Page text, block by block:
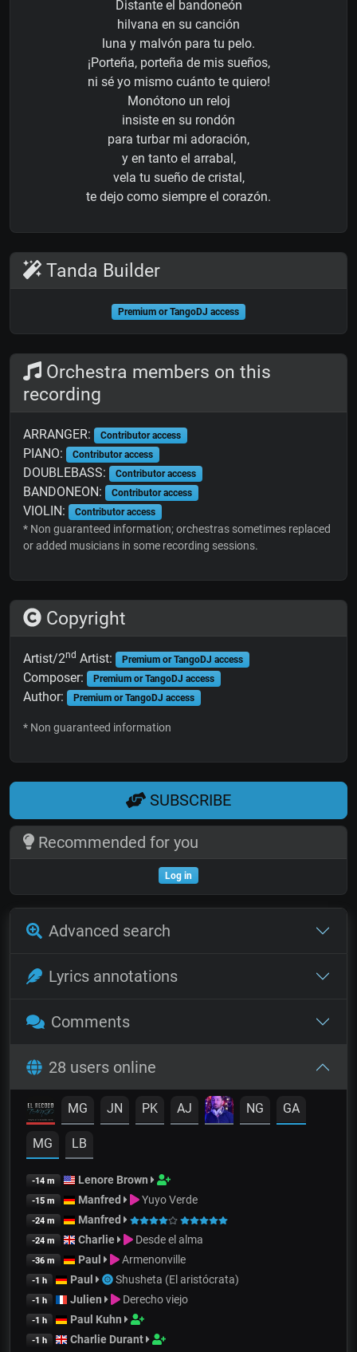
Distante el bandoneón
hilvana en su canción
luna y malvón para tu pelo.
¡Porteña, porteña de mis sueños,
ni sé yo mismo cuánto te quiero!
Monótono un reloj
insiste en su rondón
para turbar mi adoración,
y en tanto el arrabal,
vela tu sueño de cristal,
te dejo como siempre el corazón.
Tanda Builder
Premium or TangoDJ access
Orchestra members on this
recording
ARRANGER: Contributor access
PIANO: Contributor access
DOUBLEBASS: Contributor access
BANDONEON: Contributor access
VIOLIN: Contributor access
* Non guaranteed information; orchestras sometimes replaced
or added musicians in some recording sessions.
Copyright
Artist/2nd Artist: Premium or TangoDJ access
Composer: Premium or TangoDJ access
Author: Premium or TangoDJ access
* Non guaranteed information
SUBSCRIBE
Recommended for you
Log in
Advanced search
Lyrics annotations
Comments
28 users online
MG JN PK AJ NG GA
MG LB
-14 m Lenore Brown
-15 m Manfred Yuyo Verde
-24 m Manfred
-24 m Charlie Desde el alma
-36 m Paul Armenonville
-1 h Paul Shusheta (El aristócrata)
-1 h Julien Derecho viejo
-1 h Paul Kuhn
-1 h Charlie Durant